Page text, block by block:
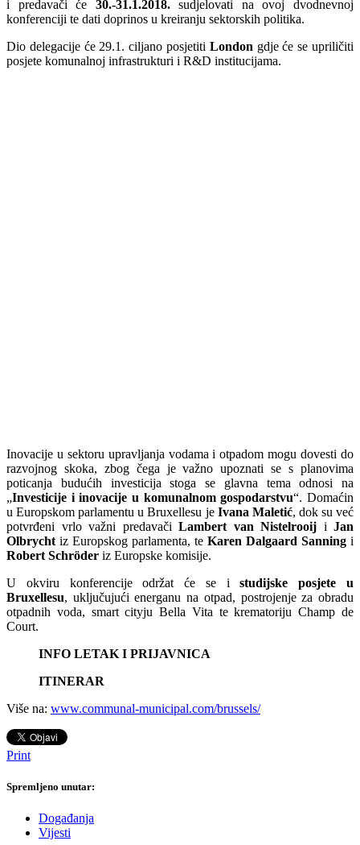
i predavači će 30.-31.1.2018.sudjelovati na ovoj dvodnevnoj
konferenciji te dati doprinos u kreiranju sektorskih politika.
Dio delegacije će 29.1. ciljano posjetiti London gdje će se upriličiti
posjete komunalnoj infrastrukturi i R&D institucijama.
Inovacije u sektoru upravljanja vodama i otpadom mogu dovesti do
razvojnog skoka, zbog čega je važno upoznati se s planovima
poticanja budućih investicija stoga se glavna tema odnosi na
„Investicije i inovacije u komunalnom gospodarstvu“. Domaćin
u Europskom parlamentu u Bruxellesu je Ivana Maletić, dok su već
potvrđeni vrlo važni predavači Lambert van Nistelrooij i Jan
Olbrycht iz Europskog parlamenta, te Karen Dalgaard Sanning i
Robert Schröder iz Europske komisije.
U okviru konferencije održat će se istudijske posjete u
Bruxellesu, uključujući energanu na otpad, postrojenje za obradu
otpadnih voda, smart cityju Bella Vita te krematoriju Champ de
Court.
INFO LETAK I PRIJAVNICA
ITINERAR
Više na: www.communal-municipal.com/brussels/
Print
Spremljeno unutar:
Događanja
Vijesti